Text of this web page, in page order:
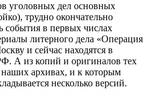
уголовных дел основных
трудно окончательно
события в первых числах
литерного дела «Операция
и сейчас находятся в
А из копий и оригиналов тех
наших архивах, и к которым
несколько версий.